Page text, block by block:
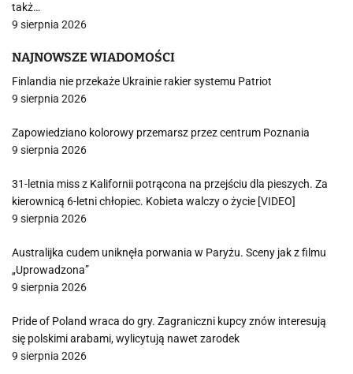
takż…
9 sierpnia 2026
NAJNOWSZE WIADOMOŚCI
Finlandia nie przekaże Ukrainie rakier systemu Patriot
9 sierpnia 2026
Zapowiedziano kolorowy przemarsz przez centrum Poznania
9 sierpnia 2026
31-letnia miss z Kalifornii potrącona na przejściu dla pieszych. Za
kierownicą 6-letni chłopiec. Kobieta walczy o życie [VIDEO]
9 sierpnia 2026
Australijka cudem uniknęła porwania w Paryżu. Sceny jak z filmu
„Uprowadzona”
9 sierpnia 2026
Pride of Poland wraca do gry. Zagraniczni kupcy znów interesują
się polskimi arabami, wylicytują nawet zarodek
9 sierpnia 2026